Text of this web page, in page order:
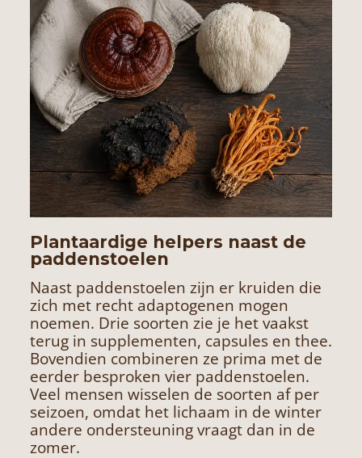
Plantaardige helpers naast de
paddenstoelen
Naast paddenstoelen zijn er kruiden die
zich met recht adaptogenen mogen
noemen. Drie soorten zie je het vaakst
terug in supplementen, capsules en thee.
Bovendien combineren ze prima met de
eerder besproken vier paddenstoelen.
Veel mensen wisselen de soorten af per
seizoen, omdat het lichaam in de winter
andere ondersteuning vraagt dan in de
zomer.